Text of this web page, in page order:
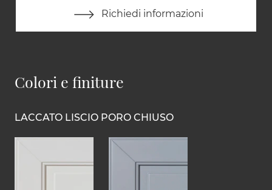
Richiedi informazioni
Colori e finiture
LACCATO LISCIO PORO CHIUSO